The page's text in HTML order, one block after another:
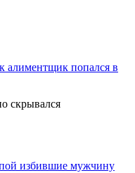
алиментщик попался в
скрывался
избившие мужчину